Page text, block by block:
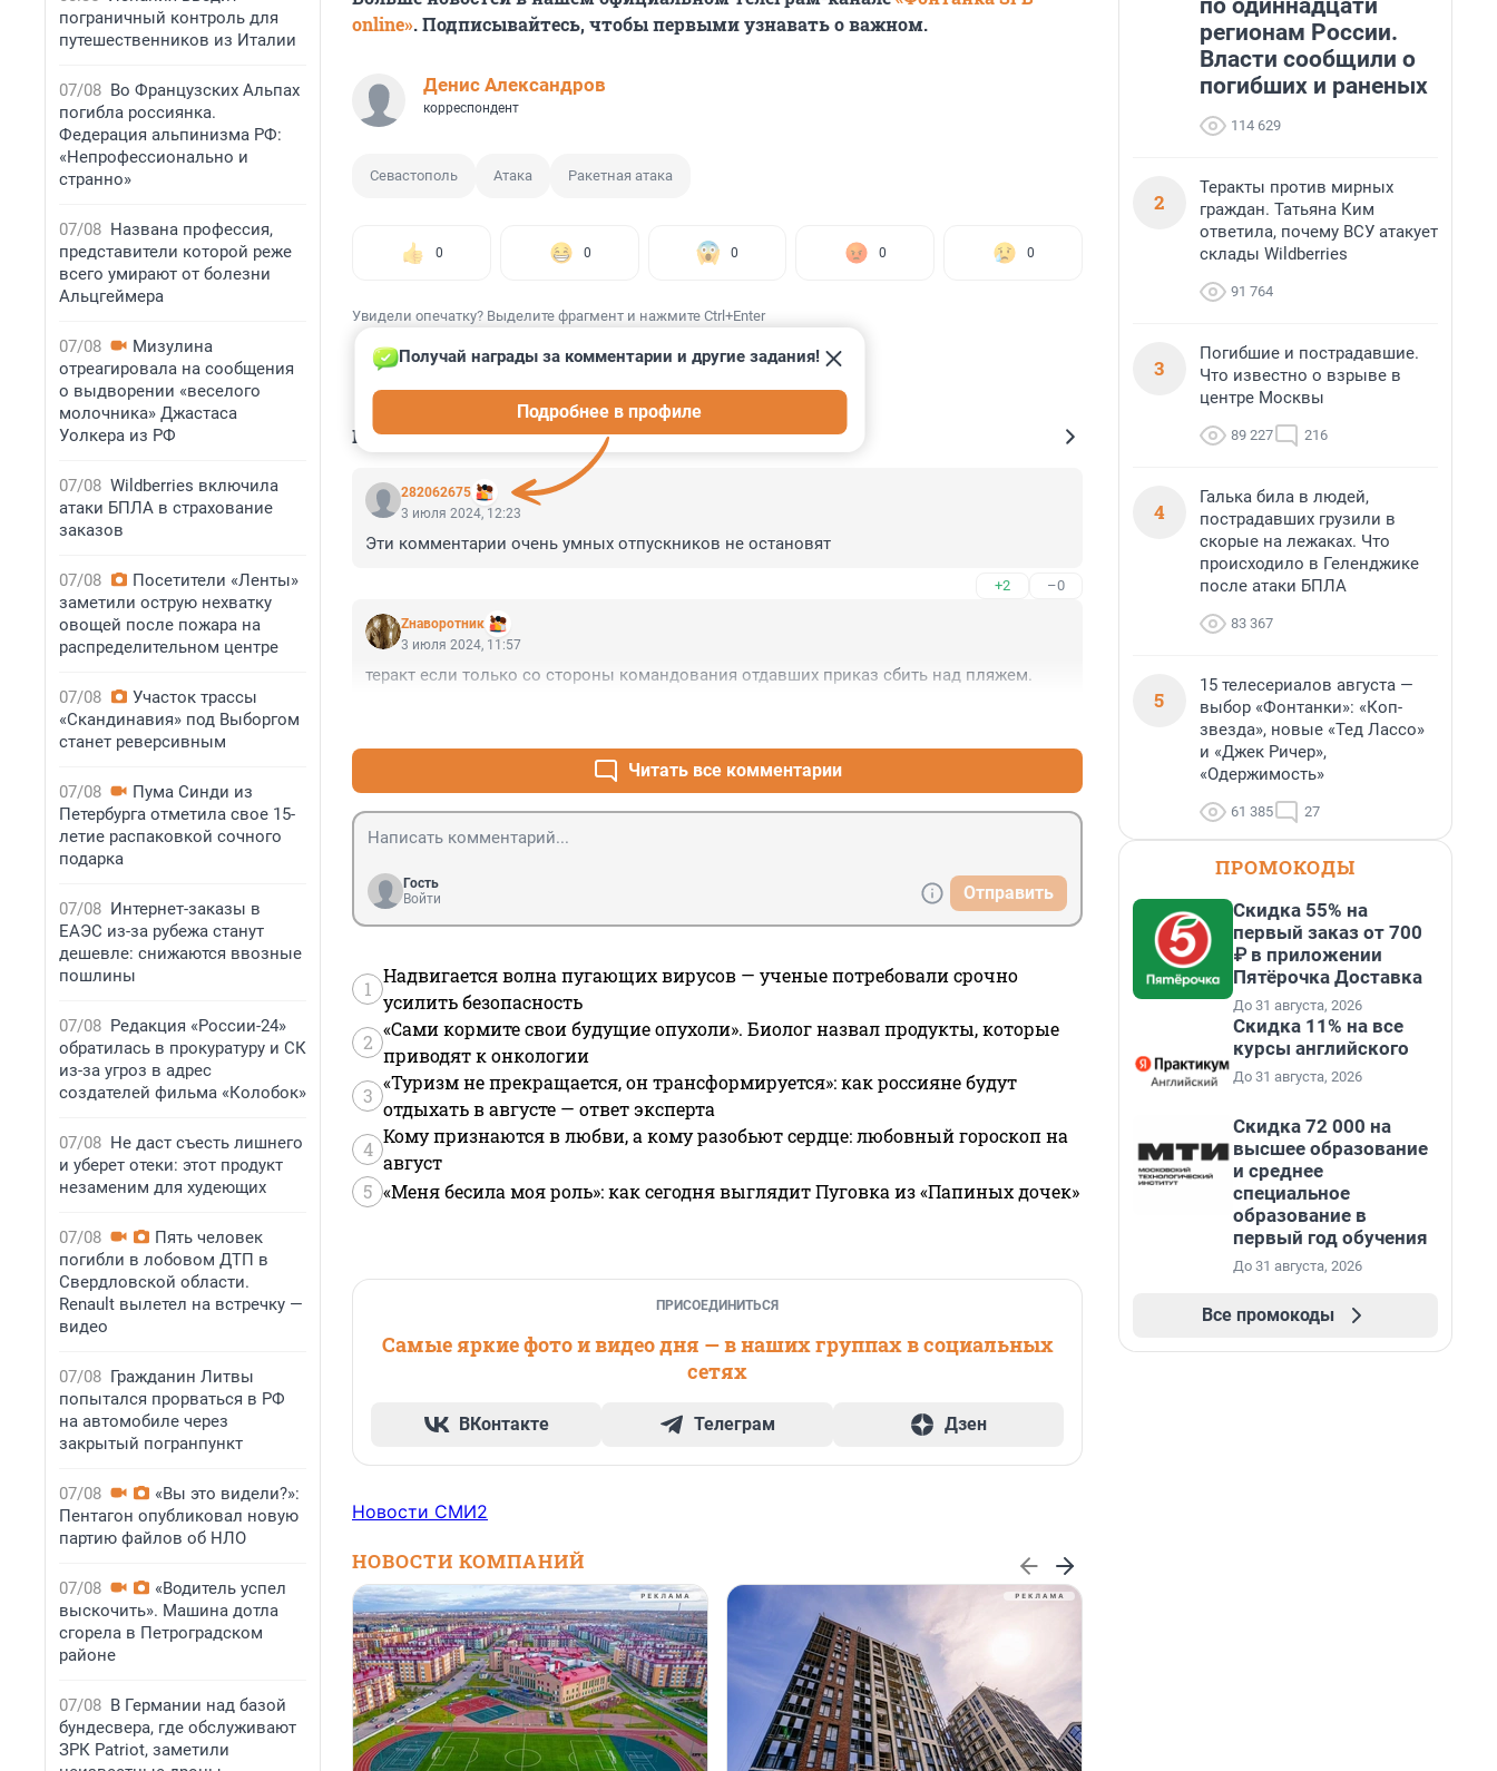
пограничный контроль для
путешественников из Италии
07/08 Во Французских Альпах
погибла россиянка.
Федерация альпинизма РФ:
«Непрофессионально и
странно»
07/08 Названа профессия,
представители которой реже
всего умирают от болезни
Альцгеймера
07/08
Мизулина
отреагировала на сообщения
о выдворении «веселого
молочника» Джастаса
Уолкера из РФ
07/08 Wildberries включила
атаки БПЛА в страхование
заказов
07/08
Посетители «Ленты»
заметили острую нехватку
овощей после пожара на
распределительном центре
07/08
Участок трассы
«Скандинавия» под Выборгом
станет реверсивным
07/08
Пума Синди из
Петербурга отметила свое 15-
летие распаковкой сочного
подарка
07/08 Интернет-заказы в
ЕАЭС из-за рубежа станут
дешевле: снижаются ввозные
пошлины
07/08 Редакция «России-24»
обратилась в прокуратуру и СК
из-за угроз в адрес
создателей фильма «Колобок»
07/08 Не даст съесть лишнего
и уберет отеки: этот продукт
незаменим для худеющих
07/08
Пять человек
погибли в лобовом ДТП в
Свердловской области.
Renault вылетел на встречку —
видео
07/08 Гражданин Литвы
попытался прорваться в РФ
на автомобиле через
закрытый погранпункт
07/08
«Вы это видели?»:
Пентагон опубликовал новую
партию файлов об НЛО
07/08
«Водитель успел
выскочить». Машина дотла
сгорела в Петроградском
районе
07/08 В Германии над базой
бундесвера, где обслуживают
ЗРК Patriot, заметили
online». Подписывайтесь, чтобы первыми узнавать о важном.
Денис Александров
корреспондент
Севастополь Атака Ракетная атака
0 0 0 0 0
Увидели опечатку? Выделите фрагмент и нажмите Ctrl+Enter
КОММЕНТАРИИ 4
282062675
Получай награды за комментарии и другие задания!
Подробнее в профиле
3 июля 2024, 12:23
Эти комментарии очень умных отпускников не остановят
+2 –0
Zнаворотник
3 июля 2024, 11:57
теракт если только со стороны командования отдавших приказ сбить над пляжем.
Читать все комментарии
Гость
Войти
Отправить
1
Надвигается волна пугающих вирусов — ученые потребовали срочно
усилить безопасность
2
«Сами кормите свои будущие опухоли». Биолог назвал продукты, которые
приводят к онкологии
3
«Туризм не прекращается, он трансформируется»: как россияне будут
отдыхать в августе — ответ эксперта
4
Кому признаются в любви, а кому разобьют сердце: любовный гороскоп на
август
5 «Меня бесила моя роль»: как сегодня выглядит Пуговка из «Папиных дочек»
ПРИСОЕДИНИТЬСЯ
Самые яркие фото и видео дня — в наших группах в социальных
сетях
ВКонтакте Телеграм Дзен
Новости СМИ2
НОВОСТИ КОМПАНИЙ
по одиннадцати
регионам России.
Власти сообщили о
погибших и раненых
114 629
2
Теракты против мирных
граждан. Татьяна Ким
ответила, почему ВСУ атакует
склады Wildberries
91 764
3
Погибшие и пострадавшие.
Что известно о взрыве в
центре Москвы
89 227 216
4
Галька била в людей,
пострадавших грузили в
скорые на лежаках. Что
происходило в Геленджике
после атаки БПЛА
83 367
5
15 телесериалов августа —
выбор «Фонтанки»: «Коп-
звезда», новые «Тед Лассо»
и «Джек Ричер»,
«Одержимость»
61 385 27
ПРОМОКОДЫ
Скидка 55% на
первый заказ от 700
₽ в приложении
Пятёрочка Доставка
До 31 августа, 2026
Скидка 11% на все
курсы английского
До 31 августа, 2026
Скидка 72 000 на
высшее образование
и среднее
специальное
образование в
первый год обучения
До 31 августа, 2026
Все промокоды